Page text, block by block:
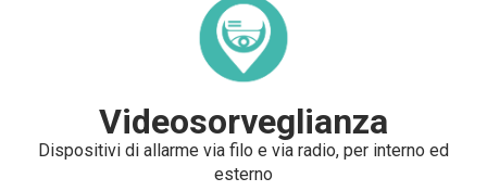
Videosorveglianza
Dispositivi di allarme via filo e via radio, per interno ed
esterno